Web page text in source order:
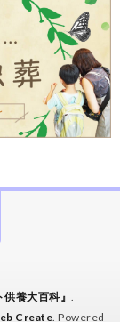
養大百科』
Create . Powered